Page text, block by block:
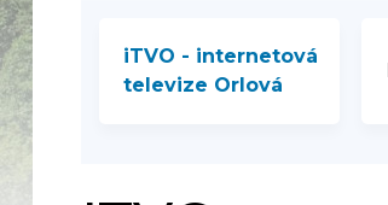
iTVO - internetová
televize Orlová